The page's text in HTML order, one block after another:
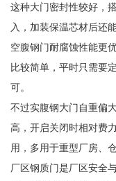
这种大门密封性较好，
入，加装保温芯材后还
空腹钢门耐腐蚀性能更
比较简单，平时只需要
可。
不过实腹钢大门自重偏
高，开启关闭时相对费
用，多用于重型厂房、
厂区钢质门是厂区安全